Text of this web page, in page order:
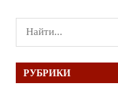
Поиск
для:
РУБРИКИ